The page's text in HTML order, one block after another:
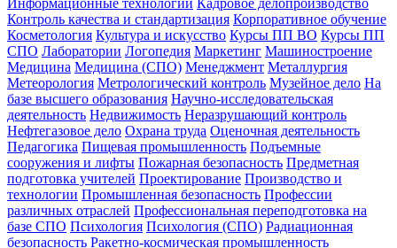
Информационные технологии Кадровое делопроизводство
Контроль качества и стандартизация Корпоративное обучение
Косметология Культура и искусство Курсы ПП ВО Курсы ПП
СПО Лаборатории Логопедия Маркетинг Машиностроение
Медицина Медицина (СПО) Менеджмент Металлургия
Метеорология Метрологический контроль Музейное дело На
базе высшего образования Научно-исследовательская
деятельность Недвижимость Неразрушающий контроль
Нефтегазовое дело Охрана труда Оценочная деятельность
Педагогика Пищевая промышленность Подъемные
сооружения и лифты Пожарная безопасность Предметная
подготовка учителей Проектирование Производство и
технологии Промышленная безопасность Профессии
различных отраслей Профессиональная переподготовка на
базе СПО Психология Психология (СПО) Радиационная
безопасность Ракетно-космическая промышленность